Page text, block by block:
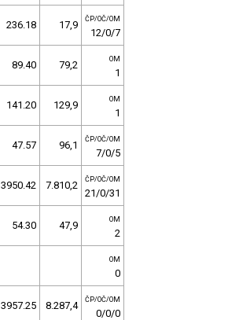
236.18 17,9 ČP/OČ/OM
12/0/7
89.40 79,2 OM
1
141.20 129,9 OM
1
47.57 96,1 ČP/OČ/OM
7/0/5
3950.42 7.810,2 ČP/OČ/OM
21/0/31
54.30 47,9 OM
2
OM
0
3957.25 8.287,4 ČP/OČ/OM
0/0/0